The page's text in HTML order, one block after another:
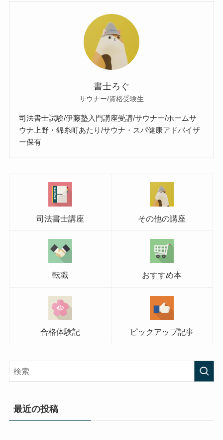
書士ろぐ
サウナー/資格受験生
司法書士試験/伊藤塾入門講座受講/サウナー/ホームサ
ウナ上野・錦糸町あたり/サウナ・スパ健康アドバイザ
ー保有
司法書士講座 その他の講座
転職 おすすめ本
合格体験記 ピックアップ記事
最近の投稿